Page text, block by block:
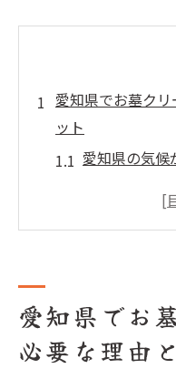
愛知県でお墓ク
ット
愛知県の気候
墓石の美し
お墓クリーニ
お墓クリーニング
愛知県でお
必要な理由